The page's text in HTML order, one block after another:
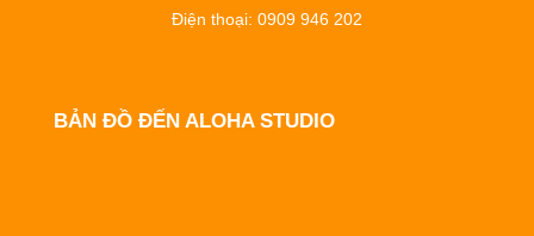
Điện thoại: 0909 946 202
BẢN ĐỒ ĐẾN ALOHA STUDIO